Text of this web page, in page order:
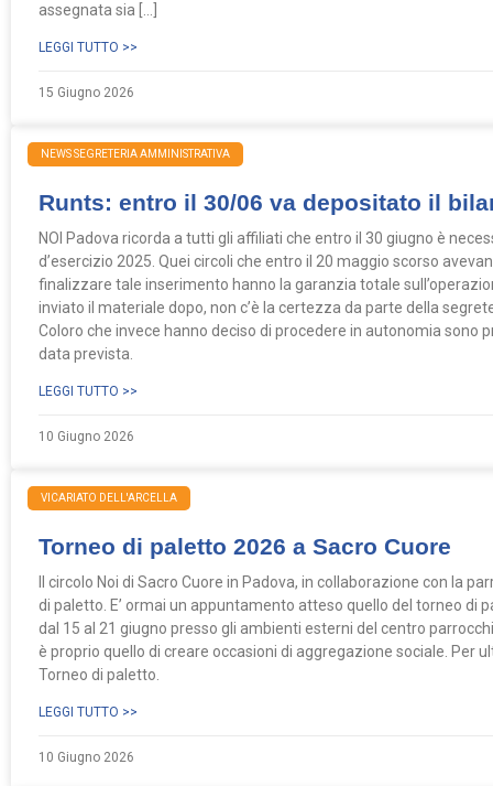
assegnata sia […]
LEGGI TUTTO >>
15 Giugno 2026
NEWS SEGRETERIA AMMINISTRATIVA
Runts: entro il 30/06 va depositato il
NOI Padova ricorda a tutti gli affiliati che entro il 30 giugno è
d’esercizio 2025. Quei circoli che entro il 20 maggio scorso
finalizzare tale inserimento hanno la garanzia totale
inviato il materiale dopo, non c’è la certezza da parte della
Coloro che invece hanno deciso di procedere in autonomia sono
data prevista.
LEGGI TUTTO >>
10 Giugno 2026
VICARIATO DELL'ARCELLA
Torneo di paletto 2026 a Sacro Cuore
Il circolo Noi di Sacro Cuore in Padova, in collaborazione con la
di paletto. E’ ormai un appuntamento atteso quello del torneo di
dal 15 al 21 giugno presso gli ambienti esterni del centro
è proprio quello di creare occasioni di aggregazione sociale. Per
Torneo di paletto.
LEGGI TUTTO >>
10 Giugno 2026